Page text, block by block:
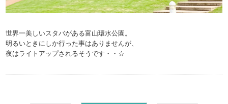
世界一美しいスタバがある富山環水公園。
明るいときにしか行った事はありませんが、
夜はライトアップされるそうです・・☆